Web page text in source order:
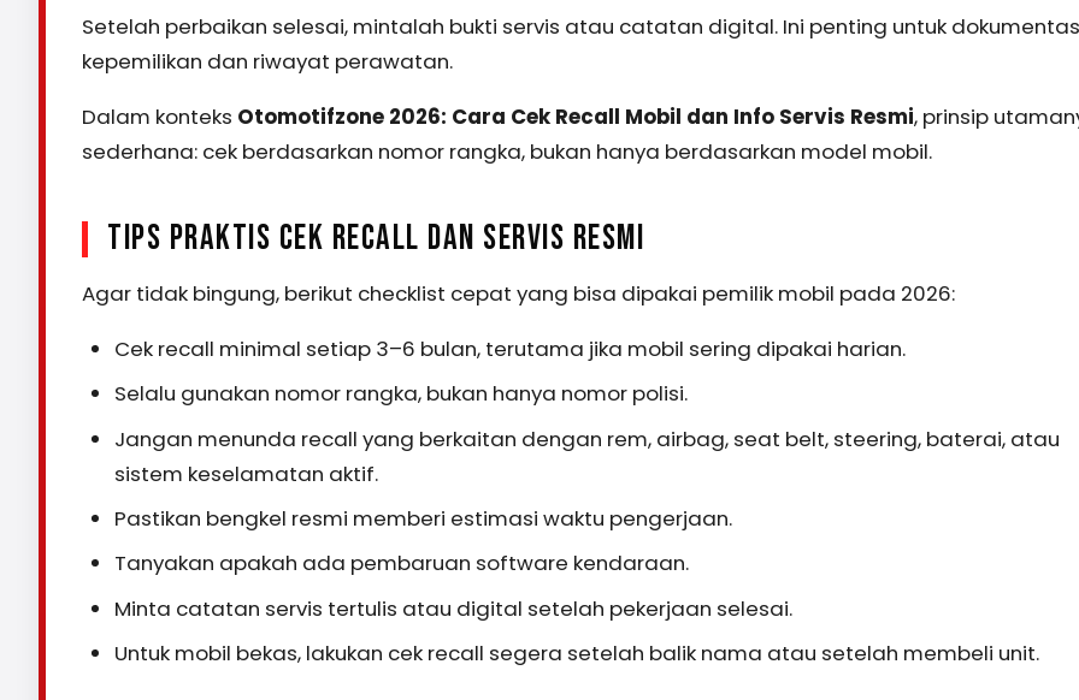
Setelah perbaikan selesai, mintalah bukti servis atau catatan digital. Ini penting untuk
kepemilikan dan riwayat perawatan.
Dalam konteks Otomotifzone 2026: Cara Cek Recall Mobil dan Info Servis Resmi, prinsip
sederhana: cek berdasarkan nomor rangka, bukan hanya berdasarkan model mobil.
TIPS PRAKTIS CEK RECALL DAN SERVIS RESMI
Agar tidak bingung, berikut checklist cepat yang bisa dipakai pemilik mobil pada 2026:
Cek recall minimal setiap 3–6 bulan, terutama jika mobil sering dipakai harian.
Selalu gunakan nomor rangka, bukan hanya nomor polisi.
Jangan menunda recall yang berkaitan dengan rem, airbag, seat belt, steering, baterai, atau
sistem keselamatan aktif.
Pastikan bengkel resmi memberi estimasi waktu pengerjaan.
Tanyakan apakah ada pembaruan software kendaraan.
Minta catatan servis tertulis atau digital setelah pekerjaan selesai.
Untuk mobil bekas, lakukan cek recall segera setelah balik nama atau setelah membeli unit.